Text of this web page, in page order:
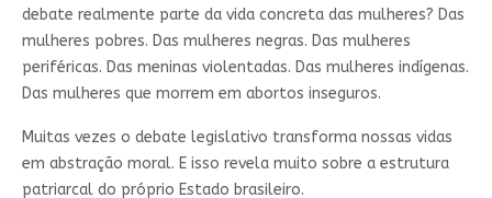
debate realmente parte da vida concreta das mulheres? Das
mulheres pobres. Das mulheres negras. Das mulheres
periféricas. Das meninas violentadas. Das mulheres indígenas.
Das mulheres que morrem em abortos inseguros.
Muitas vezes o debate legislativo transforma nossas vidas
em abstração moral. E isso revela muito sobre a estrutura
patriarcal do próprio Estado brasileiro.